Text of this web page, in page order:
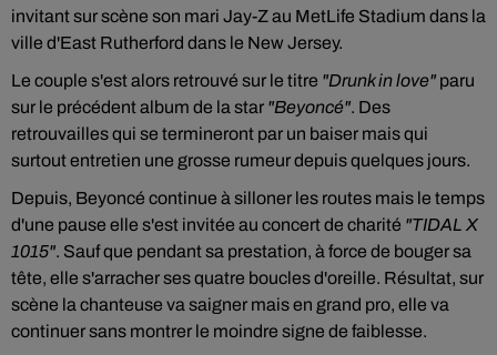
invitant sur scène son mari Jay-Z au MetLife Stadium dans la
ville d'East Rutherford dans le New Jersey.
Le couple s'est alors retrouvé sur le titre "Drunk in love" paru
sur le précédent album de la star "Beyoncé". Des
retrouvailles qui se termineront par un baiser mais qui
surtout entretien une grosse rumeur depuis quelques jours.
Depuis, Beyoncé continue à silloner les routes mais le temps
d'une pause elle s'est invitée au concert de charité "TIDAL X
1015". Sauf que pendant sa prestation, à force de bouger sa
tête, elle s'arracher ses quatre boucles d'oreille. Résultat, sur
scène la chanteuse va saigner mais en grand pro, elle va
continuer sans montrer le moindre signe de faiblesse.